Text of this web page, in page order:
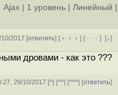
Ajax 1 уровень Линейный
2017 [ответить] [ ﹢﹢﹢] [ · · ·][↓]
дровами - как это ???
29/10/2017 [^] [^^] [^^^] [ответить]